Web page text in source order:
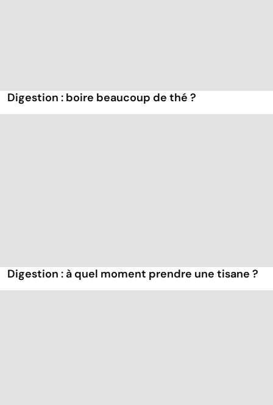
Digestion : boire beaucoup de thé ?
Digestion : à quel moment prendre une tisane ?